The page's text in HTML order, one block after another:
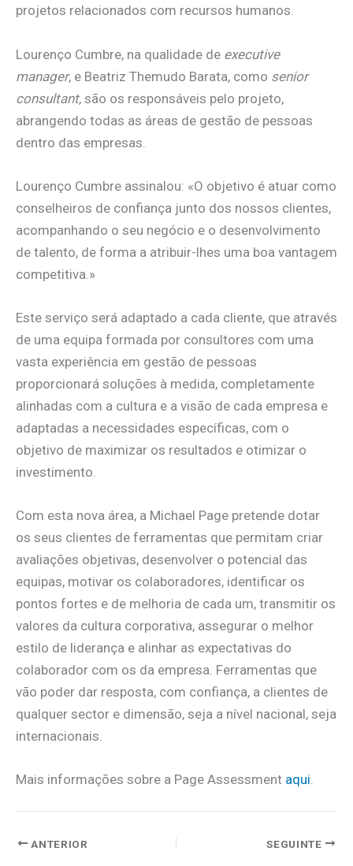
projetos relacionados com recursos humanos.
Lourenço Cumbre, na qualidade de executive
manager, e Beatriz Themudo Barata, como senior
consultant, são os responsáveis pelo projeto,
abrangendo todas as áreas de gestão de pessoas
dentro das empresas.
Lourenço Cumbre assinalou: «O objetivo é atuar como
conselheiros de confiança junto dos nossos clientes,
acompanhando o seu negócio e o desenvolvimento
de talento, de forma a atribuir-lhes uma boa vantagem
competitiva.»
Este serviço será adaptado a cada cliente, que através
de uma equipa formada por consultores com uma
vasta experiência em gestão de pessoas
proporcionará soluções à medida, completamente
alinhadas com a cultura e a visão de cada empresa e
adaptadas a necessidades específicas, com o
objetivo de maximizar os resultados e otimizar o
investimento.
Com esta nova área, a Michael Page pretende dotar
os seus clientes de ferramentas que permitam criar
avaliações objetivas, desenvolver o potencial das
equipas, motivar os colaboradores, identificar os
pontos fortes e de melhoria de cada um, transmitir os
valores da cultura corporativa, assegurar o melhor
estilo de liderança e alinhar as expectativas do
colaborador com os da empresa. Ferramentas que
vão poder dar resposta, com confiança, a clientes de
qualquer sector e dimensão, seja a nível nacional, seja
internacionais.
Mais informações sobre a Page Assessment aqui.
ANTERIOR SEGUINTE